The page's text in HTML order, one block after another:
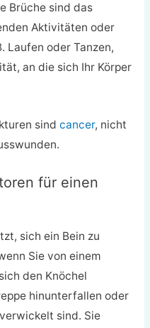
Brüche sind das
Aktivitäten oder
Laufen oder Tanzen,
an die sich Ihr Körper
sind cancer, nicht
für einen
sich ein Bein zu
Sie von einem
den Knöchel
hinunterfallen oder
sind. Sie